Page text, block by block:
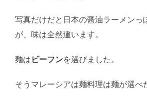
写真だけだと日本の醤油ラーメンっ
が、味は全然違います。
麺は ビーフンを選びました。
そうマレーシアは麺料理は麺が選べ